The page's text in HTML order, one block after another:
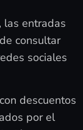
las entradas
consultar
sociales
descuentos
por el